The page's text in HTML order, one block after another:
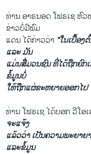
ທ່ານ ອາຣນອດ ໂຟຣເຊ ຫົ
ຂ່າວບໍ່ມີພົມ
ແດນ ໄດ້ກ່າວວ່າ “ໃນເບື້ອ
ແລະ ມັນ
ແມ່ນສື່ມວນຊົນ ທີ່ໄດ້ຖືກຍົກ
ຂໍ້ມູນບໍ່
ໃຫ້ຖືກແຜ່ຂະຫຍາຍອອກໄປ
ທ່ານ ໂຟຣເຊ ໄດ້ບອກ ວີໂອ
ຈະແຈ້ງ
ແລ້ວວ່າ ເປັນຄວາມພະຍາ
ແລະຂໍ້ມູນ